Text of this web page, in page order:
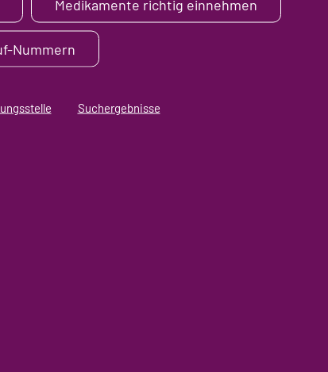
Medikamente richtig einnehmen
Nummern
Suchergebnisse